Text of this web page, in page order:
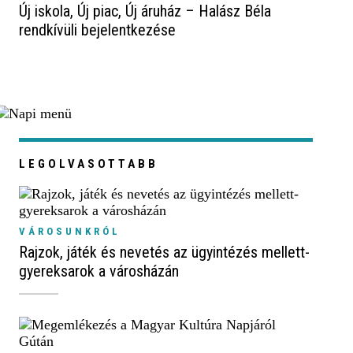
LEGOLVASOTTABB
VÁROSUNKRÓL
Rajzok, játék és nevetés az ügyintézés mellett-
gyereksarok a városházán
Új iskola, Új piac, Új áruház – Halász Béla
rendkívüli bejelentkezése